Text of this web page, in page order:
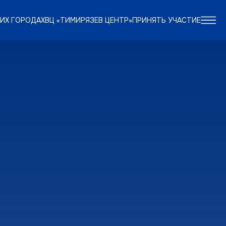
ГОРОДАХВЦ «ТИМИРЯЗЕВ ЦЕНТР»ПРИНЯТЬ УЧАСТИЕ